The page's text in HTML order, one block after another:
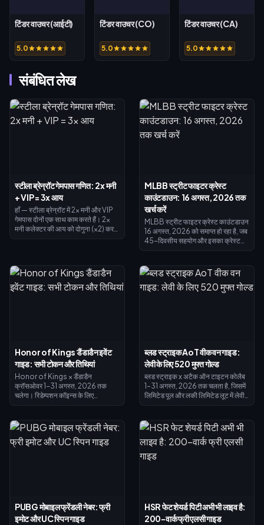
टिंडर वाउचर (आईटी)
5.0
टिंडर वाउचर (CO)
5.0
टिंडर वाउचर (CA)
5.0
संबंधित लेख
स्टीला ब्रेन्रॉट गेमपास गणित: 2x मनी
+ VIP = 3x आय
हाँ — स्टीला ब्रेन्रॉट में 2x मनी और VIP
गेमपास दोनों एक साथ काम करते हैं। 2x
मनी कलेक्टर की आय को दोगुना (×2) करता
कीमत 499 है (कुल 618)। पहले 2x मनी
खरीदें; एक बार जब आपकी बेस इनकम इसके
लायक हो जाए तो VIP जोड़ें।
MLBB स्ट्रीट फाइटर क्रेस्ट
काउंटडाउन: 16 अगस्त, 2026 तक
खर्च करें
MLBB स्ट्रीट फाइटर क्रेस्ट काउंटडाउन
16 अगस्त, 2026 को समाप्त हो रहा है, जब
45-दिवसीय सहयोग और इसका क्रेस्ट
उम्मीद है, इसलिए अभी सब कुछ रिडीम करें:
मुख्य क्रॉसओवर स्किन की कीमत 1,200
क्रेस्ट और पेंट किए गए वेरिएंट की कीमत
Honor of Kings डैंडाडैन इवेंट
गाइड: सभी टोकन और तिथियां
Honor of Kings × डैंडाडैन
क्रॉसओवर 1-31 अगस्त, 2026 तक
चलेगा। रिडेम्पशन कॉइन्स के लिए
स्किन के पीछे की मुद्रा—रेइरीोकू कॉइन्स के
लिए दैनिक मिशन पूरे करें। स्पिरिचुअल पावर
अवेकनिंग 7 अगस्त को मोज़ी की जिजी
ब्लड स्ट्राइक AoT वीक वन गाइड:
लेवी के लिए 520 मुफ्त गोल्ड
ब्लड स्ट्राइक x अटैक ऑन टाइटन कोलैब
1–31 अगस्त, 2026 तक चलता है, जिसमें
लिमिटेड पूल और लकी लिमिटेड लूट में लेवी
2026) अधिकतम स्तर पर 520 गोल्ड
रिफंड करता है — जो एलीट पास या लेवी को
पाने के लिए पर्याप्त है। यह ब्लड स्ट्राइक
AoT वीक वन गाइड आपको बताती है कि
मुफ्त गोल्ड कैसे इकट्ठा करें, कोड कैसे
PUBG मोबाइल फ्रेंडली नेबर: फ्री
इमोट और UC स्पिन गाइड
HSR फेट शेयर्ड पिटी अभी भी लाइव है:
200-वार्क फ्री एलसी गाइड